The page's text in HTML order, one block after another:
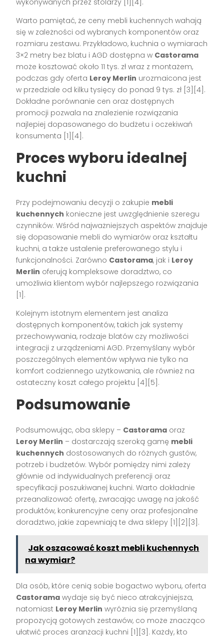
wykonywanych przez stolarzy [1][4].
Warto pamiętać, że ceny mebli kuchennych wahają
się w zależności od wybranych komponentów oraz
rozmiaru zestawu. Przykładowo, kuchnia o wymiarach
3×2 metry bez blatu i AGD dostępna w Castorama
może kosztować około 11 tys. zł wraz z montażem,
podczas gdy oferta Leroy Merlin urozmaicona jest
w przedziale od kilku tysięcy do ponad 9 tys. zł [3][4].
Dokładne porównanie cen oraz dostępnych
promocji pozwala na znalezienie rozwiązania
najlepiej dopasowanego do budżetu i oczekiwań
konsumenta [1][4].
Proces wyboru idealnej
kuchni
Przy podejmowaniu decyzji o zakupie mebli
kuchennych konieczne jest uwzględnienie szeregu
czynników. Wśród najważniejszych aspektów znajduje
się dopasowanie mebli do wymiarów oraz kształtu
kuchni, a także ustalenie preferowanego stylu i
funkcjonalności. Zarówno Castorama, jak i Leroy
Merlin oferują kompleksowe doradztwo, co
umożliwia klientom wybór najlepszego rozwiązania
[1].
Kolejnym istotnym elementem jest analiza
dostępnych komponentów, takich jak systemy
przechowywania, rodzaje blatów czy możliwości
integracji z urządzeniami AGD. Przemyślany wybór
poszczególnych elementów wpływa nie tylko na
komfort codziennego użytkowania, ale również na
ostateczny koszt całego projektu [4][5].
Podsumowanie
Podsumowując, oba sklepy – Castorama oraz
Leroy Merlin – dostarczają szeroką gamę mebli
kuchennych dostosowanych do różnych gustów,
potrzeb i budżetów. Wybór pomiędzy nimi zależy
głównie od indywidualnych preferencji oraz
specyfikacji poszukiwanej kuchni. Warto dokładnie
przeanalizować ofertę, zwracając uwagę na jakość
produktów, konkurencyjne ceny oraz profesjonalne
doradztwo, jakie zapewniają te dwa sklepy [1][2][3].
Jak oszacować koszt mebli kuchennych
na wymiar?
Dla osób, które cenią sobie bogactwo wyboru, oferta
Castorama wydaje się być nieco atrakcyjniejsza,
natomiast Leroy Merlin wyróżnia się przemyślaną
propozycją gotowych zestawów, co może znacząco
ułatwić proces aranżacji kuchni [1][3]. Każdy, kto